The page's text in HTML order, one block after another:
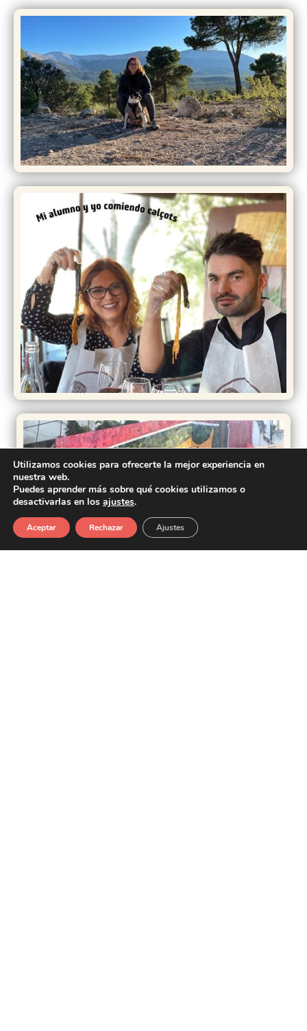
Utilizamos cookies para ofrecerte la mejor experiencia en
nuestra web.
Puedes aprender más sobre qué cookies utilizamos o
desactivarlas en los ajustes.
Aceptar Rechazar Ajustes